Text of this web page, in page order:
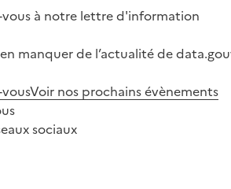
à notre lettre d'information
manquer de l’actualité de
Voir nos prochains évènements
sociaux